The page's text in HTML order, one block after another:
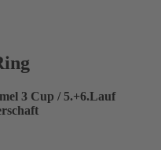
3 Cup / 5.+6.Lauf